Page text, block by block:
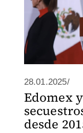
28.01.2025/
Edomex
desde